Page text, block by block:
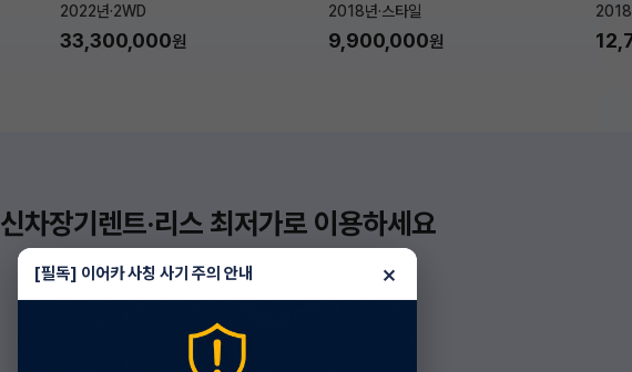
2022년·2WD
33,300,000원
2018년·스타일
9,900,000원
신차장기렌트·리스 최저가로 이용하세요
[필독] 이어카 사칭 사기 주의 안내 ×